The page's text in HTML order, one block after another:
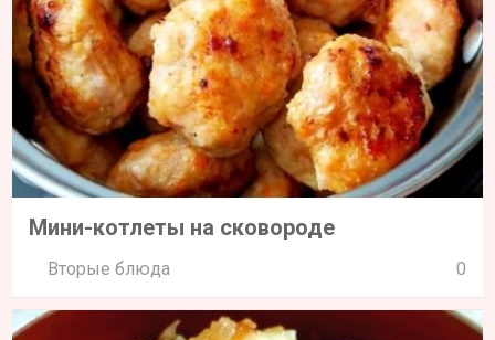
Мини-котлеты на сковороде
Вторые блюда 0